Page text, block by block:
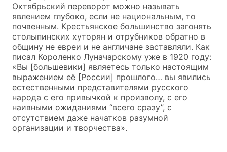
Октябрьский переворот можно называть
явлением глубоко, если не национальным, то
почвенным. Крестьянское большинство загонять
столыпинских хуторян и отрубников обратно в
общину не евреи и не англичане заставляли. Как
писал Короленко Луначарскому уже в 1920 году:
«Вы [большевики] являетесь только настоящим
выражением её [России] прошлого… вы явились
естественными представителями русского
народа с его привычкой к произволу, с его
наивными ожиданиями “всего сразу”, с
отсутствием даже начатков разумной
организации и творчества».